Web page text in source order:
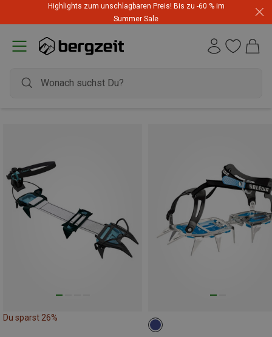
Highlights zum unschlagbaren Preis! Bis zu -60 % im
Summer Sale
Du sparst 26%